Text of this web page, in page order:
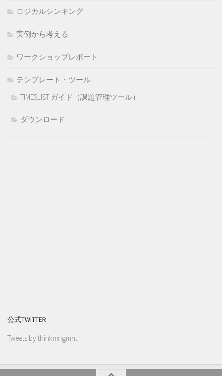
ロジカルシンキング
実例から考える
ワークショップレポート
テンプレート・ツール
TIMESLIST ガイド（課題管理ツール）
ダウンロード
公式TWITTER
Tweets by thinkmngmnt